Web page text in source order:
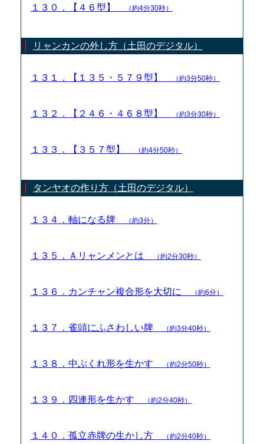
１３０．【４６型】 （約4分30秒）
リャンカンの外し方（土田のデジタル）
１３１．【１３５・５７９型】 （約3分50秒）
１３２．【２４６・４６８型】 （約3分30秒）
１３３．【３５７型】 （約4分50秒）
タンヤオの作り方（土田のデジタル）
１３４．軸になる牌 （約3分）
１３５．Ａリャンメンとは （約2分30秒）
１３６．カンチャン複合形を大切に （約6分）
１３７．雀頭にふさわしい牌 （約3分40秒）
１３８．中ぶくれ形を生かす （約2分50秒）
１３９．四連形を生かす （約2分40秒）
１４０．孤立赤牌の生かし方 （約2分40秒）